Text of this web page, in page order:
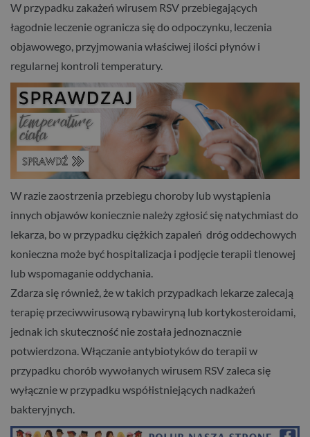
W przypadku zakażeń wirusem RSV przebiegających
łagodnie leczenie ogranicza się do odpoczynku, leczenia
objawowego, przyjmowania właściwej ilości płynów i
regularnej kontroli temperatury.
W razie zaostrzenia przebiegu choroby lub wystąpienia
innych objawów koniecznie należy zgłosić się natychmiast do
lekarza, bo w przypadku ciężkich zapaleń dróg oddechowych
konieczna może być hospitalizacja i podjęcie terapii tlenowej
lub wspomaganie oddychania.
Zdarza się również, że w takich przypadkach lekarze zalecają
terapię przeciwwirusową rybawiryną lub kortykosteroidami,
jednak ich skuteczność nie została jednoznacznie
potwierdzona. Włączanie antybiotyków do terapii w
przypadku chorób wywołanych wirusem RSV zaleca się
wyłącznie w przypadku współistniejących nadkażeń
bakteryjnych.